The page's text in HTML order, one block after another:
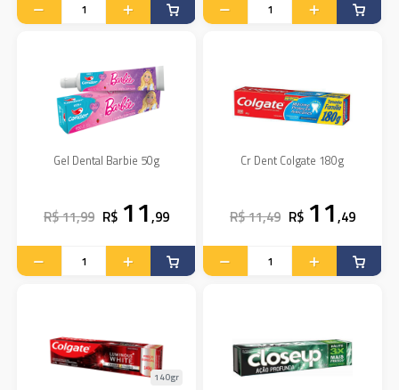
Gel Dental Barbie 50g
R$ 11,99 R$ 11,99
Cr Dent Colgate 180g
R$ 11,49 R$ 11,49
140gr